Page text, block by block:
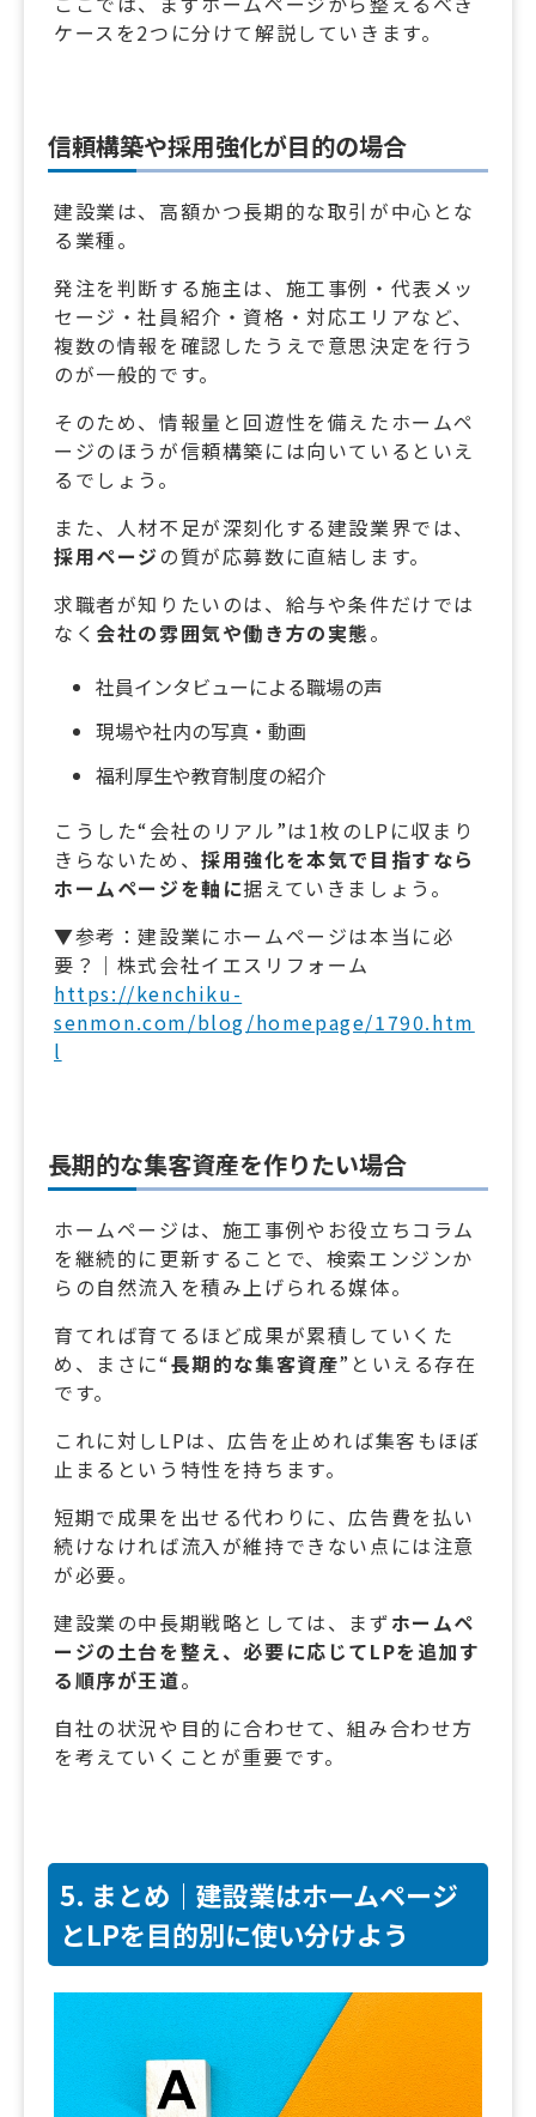
ケースを2つに分けて解説していきます。
信頼構築や採用強化が目的の場合
建設業は、高額かつ長期的な取引が中心とな
る業種。
発注を判断する施主は、施工事例・代表メッ
セージ・社員紹介・資格・対応エリアなど、
複数の情報を確認したうえで意思決定を行う
のが一般的です。
そのため、情報量と回遊性を備えたホームペ
ージのほうが信頼構築には向いているといえ
るでしょう。
また、人材不足が深刻化する建設業界では、
採用ページの質が応募数に直結します。
求職者が知りたいのは、給与や条件だけでは
なく 会社の雰囲気や働き方の実態。
社員インタビューによる職場の声
現場や社内の写真・動画
福利厚生や教育制度の紹介
こうした“会社のリアル”は1枚のLPに収まり
きらないため、採用強化を本気で目指すなら
ホームページを軸に据えていきましょう。
▼参考：建設業にホームページは本当に必
要？｜株式会社イエスリフォーム
https://kenchiku-
senmon.com/blog/homepage/1790.htm
l
長期的な集客資産を作りたい場合
ホームページは、施工事例やお役立ちコラム
を継続的に更新することで、検索エンジンか
らの自然流入を積み上げられる媒体。
育てれば育てるほど成果が累積していくた
め、まさに“長期的な集客資産”といえる存在
です。
これに対しLPは、広告を止めれば集客もほぼ
止まるという特性を持ちます。
短期で成果を出せる代わりに、広告費を払い
続けなければ流入が維持できない点には注意
が必要。
建設業の中長期戦略としては、まずホームペ
ージの土台を整え、必要に応じてLPを追加す
る順序が王道。
自社の状況や目的に合わせて、組み合わせ方
を考えていくことが重要です。
5. まとめ｜建設業はホームページ
とLPを目的別に使い分けよう